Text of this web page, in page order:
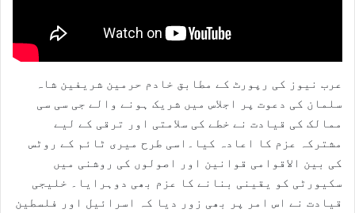
عرب نیوز کی رپورٹ کے مطابق خادم حرمین شریفین شاہ
سلمان کی دعوت پر اجلاس میں شریک ہونے والے جی سی سی
ممالک کی قیادت نے خطے کی سلامتی اور ترقی کے لیے
مشترکہ عزم کا اعادہ کیا۔اسی طرح میری ٹائم کے روٹس
کی بین الاقوامی قوانین اور اصولوں کی روشنی میں
سکیورٹی کو یقینی بنانے کا عزم بھی دوہرایا۔ خلیجی
قیادت نے اس امر پر بھی زور دیا کہ اسرائیل اور فلسطین